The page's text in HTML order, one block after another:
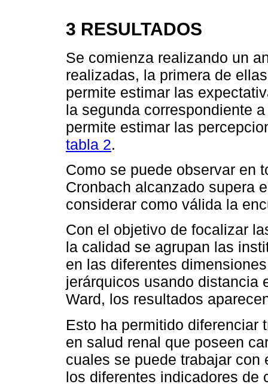
3 RESULTADOS
Se comienza realizando un
realizadas, la primera de
permite estimar las
la segunda correspondiente
permite estimar las
tabla 2.
Como se puede observar en
Cronbach alcanzado supera
considerar como válida la
Con el objetivo de focalizar
la calidad se agrupan las
en las diferentes
jerárquicos usando distancia
Ward, los resultados
Esto ha permitido diferenciar
en salud renal que poseen
cuales se puede trabajar con
los diferentes indicadores de